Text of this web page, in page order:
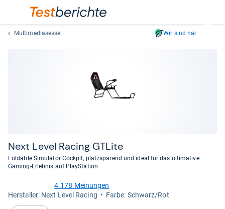
Multimediasessel Wir sind nachhaltig
Next Level Racing GTLite
Foldable Simulator Cockpit, platzsparend und ideal für das ultimative
Gaming-Erlebnis auf PlayStation
von
4.178 Meinungen
Her­stel­ler: Next Level Racing
Farbe: Schwarz/Rot